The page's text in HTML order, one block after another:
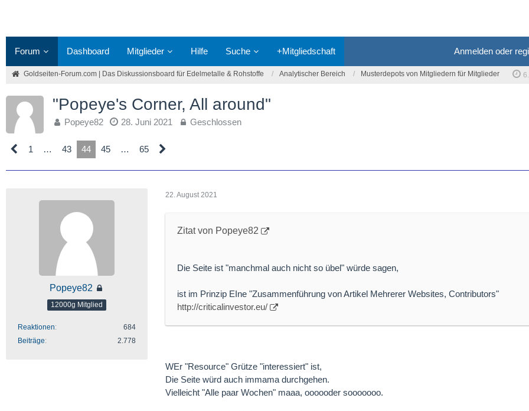
Forum Dashboard Mitglieder Hilfe Suche +Mitgliedschaft Anmelden oder
Goldseiten-Forum.com | Das Diskussionsboard für Edelmetalle & Rohstoffe Analytischer Bereich Musterdepots von Mitgliedern für Mitglieder
"Popeye's Corner, All around"
Popeye82 28. Juni 2021 Geschlossen
1 … 43 44 45 … 65
Popeye82
12000g Mitglied
Reaktionen
684
Beiträge
2.778
22. August 2021
Zitat von Popeye82
Die Seite ist "manchmal auch nicht so übel" würde sagen,
ist im Prinzip EIne "Zusammenführung von Artikel Mehrerer Websites, Contributors"
http://criticalinvestor.eu/
WEr "Resource" Grütze "interessiert" ist,
Die Seite würd auch immama durchgehen.
Vielleicht "Alle paar Wochen" maaa, oooooder sooooooo.